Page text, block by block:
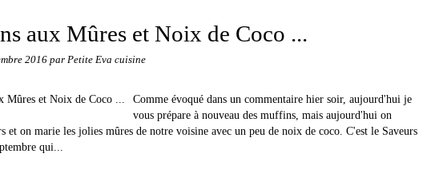
aux Mûres et Noix de Coco ...
2016 par Petite Eva cuisine
Comme évoqué dans un commentaire hier soir, aujourd'hui je
vous prépare à nouveau des muffins, mais aujourd'hui on
et on marie les jolies mûres de notre voisine avec un peu de noix de coco. C'est le Saveurs
qui...